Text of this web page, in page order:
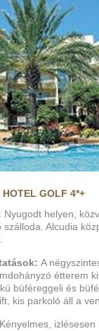
HOTEL GOLF 4*+
Nyugodt helyen,
szálloda. Alcudia
A
étterem
büféreggeli és
kis parkoló áll a
Kényelmes,